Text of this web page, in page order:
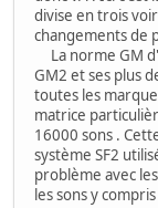
divise en trois
changements de
La norme GM
GM2 et ses plus
toutes les
matrice
16000 sons .
système SF2
problème avec
les sons y